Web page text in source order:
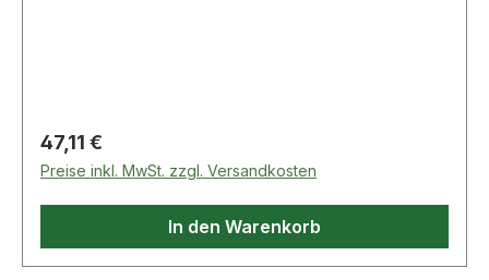
Regulärer Preis:
47,11 €
Preise inkl. MwSt. zzgl. Versandkosten
In den Warenkorb